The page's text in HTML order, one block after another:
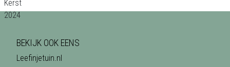
BEKIJK OOK EENS
Leefinjetuin.nl